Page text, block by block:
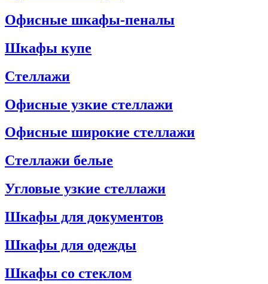
Офисные шкафы-пеналы
Шкафы купе
Стеллажи
Офисные узкие стеллажи
Офисные широкие стеллажи
Стеллажи белые
Угловые узкие стеллажи
Шкафы для документов
Шкафы для одежды
Шкафы со стеклом